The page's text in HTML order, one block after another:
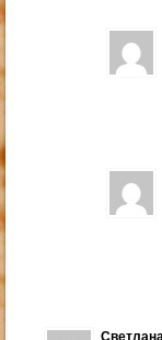
Светлана